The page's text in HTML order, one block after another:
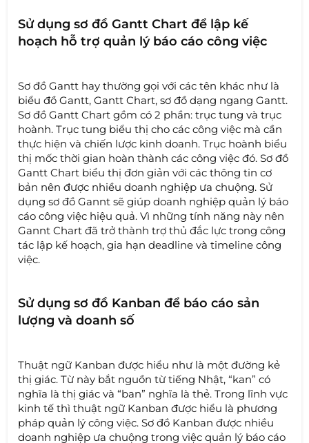
Sử dụng sơ đồ Gantt Chart để lập kế
hoạch hỗ trợ quản lý báo cáo công việc
Sơ đồ Gantt hay thường gọi với các tên khác như là
biểu đồ Gantt, Gantt Chart, sơ đồ dạng ngang Gantt.
Sơ đồ Gantt Chart gồm có 2 phần: trục tung và trục
hoành. Trục tung biểu thị cho các công việc mà cần
thực hiện và chiến lược kinh doanh. Trục hoành biểu
thị mốc thời gian hoàn thành các công việc đó. Sơ đồ
Gantt Chart biểu thị đơn giản với các thông tin cơ
bản nên được nhiều doanh nghiệp ưa chuộng. Sử
dụng sơ đồ Gannt sẽ giúp doanh nghiệp quản lý báo
cáo công việc hiệu quả. Vì những tính năng này nên
Gannt Chart đã trở thành trợ thủ đắc lực trong công
tác lập kế hoạch, gia hạn deadline và timeline công
việc.
Sử dụng sơ đồ Kanban để báo cáo sản
lượng và doanh số
Thuật ngữ Kanban được hiểu như là một đường kẻ
thị giác. Từ này bắt nguồn từ tiếng Nhật, “kan” có
nghĩa là thị giác và “ban” nghĩa là thẻ. Trong lĩnh vực
kinh tế thì thuật ngữ Kanban được hiểu là phương
pháp quản lý công việc. Sơ đồ Kanban được nhiều
doanh nghiệp ưa chuộng trong việc quản lý báo cáo